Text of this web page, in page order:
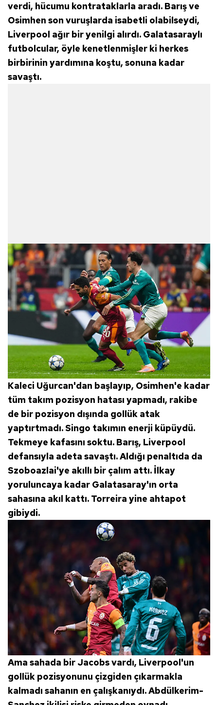
verdi, hücumu kontrataklarla aradı. Barış ve
Osimhen son vuruşlarda isabetli olabilseydi,
Liverpool ağır bir yenilgi alırdı. Galatasaraylı
futbolcular, öyle kenetlenmişler ki herkes
birbirinin yardımına koştu, sonuna kadar
savaştı.
Kaleci Uğurcan'dan başlayıp, Osimhen'e kadar
tüm takım pozisyon hatası yapmadı, rakibe
de bir pozisyon dışında gollük atak
yaptırtmadı. Singo takımın enerji küpüydü.
Tekmeye kafasını soktu. Barış, Liverpool
defansıyla adeta savaştı. Aldığı penaltıda da
Szoboazlai'ye akıllı bir çalım attı. İlkay
yoruluncaya kadar Galatasaray'ın orta
sahasına akıl kattı. Torreira yine ahtapot
gibiydi.
Ama sahada bir Jacobs vardı, Liverpool'un
gollük pozisyonunu çizgiden çıkarmakla
kalmadı sahanın en çalışkanıydı. Abdülkerim-